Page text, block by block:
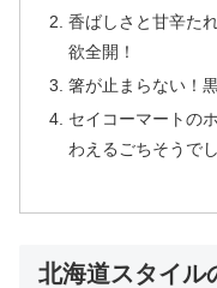
香ばしさと甘辛た
欲全開！
箸が止まらない！
セイコーマートの
わえるごちそうで
北海道スタイル